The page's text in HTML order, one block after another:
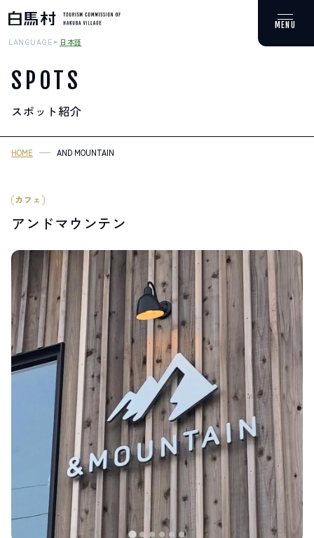
MOUNTAIN & TREKKING
登山・トレッキング
スキー場
温泉
SPOTS
スポット紹介
LIVE CAMERA
ライブカメラ
RECOMMENDATION
おすすめ情報
ABOUT HAKUBA
白馬村について
EVENTS
イベント情報
INFORMATION MEISTER TOUR
マイスターツアー
ACTIVITIES
アクティビティー
HAKUBA ORIGINAL
Hakuba Original
NORWAY VILLAGE
ノルウェービレッジ
SEASONS
白馬村の季節
SHIONOMICHI
塩の道
FURUSATO TAX
ふるさと納税
LANGUAGE 日本語
SPOTS
スポット紹介
HOME AND MOUNTAIN
カフェ
アンドマウンテン